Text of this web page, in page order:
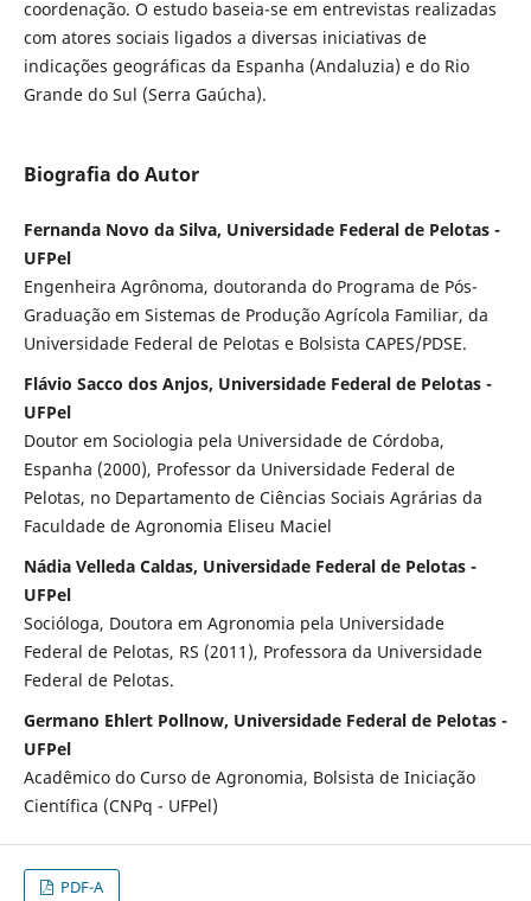
coordenação. O estudo baseia-se em entrevistas realizadas
com atores sociais ligados a diversas iniciativas de
indicações geográficas da Espanha (Andaluzia) e do Rio
Grande do Sul (Serra Gaúcha).
Biografia do Autor
Fernanda Novo da Silva, Universidade Federal de Pelotas -
UFPel
Engenheira Agrônoma, doutoranda do Programa de Pós-
Graduação em Sistemas de Produção Agrícola Familiar, da
Universidade Federal de Pelotas e Bolsista CAPES/PDSE.
Flávio Sacco dos Anjos, Universidade Federal de Pelotas -
UFPel
Doutor em Sociologia pela Universidade de Córdoba,
Espanha (2000), Professor da Universidade Federal de
Pelotas, no Departamento de Ciências Sociais Agrárias da
Faculdade de Agronomia Eliseu Maciel
Nádia Velleda Caldas, Universidade Federal de Pelotas -
UFPel
Socióloga, Doutora em Agronomia pela Universidade
Federal de Pelotas, RS (2011), Professora da Universidade
Federal de Pelotas.
Germano Ehlert Pollnow, Universidade Federal de Pelotas -
UFPel
Acadêmico do Curso de Agronomia, Bolsista de Iniciação
Científica (CNPq - UFPel)
PDF-A